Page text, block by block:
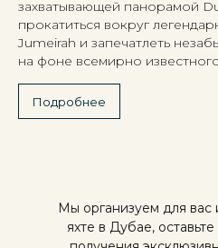
захватывающей панорамой
прокатиться вокруг
Jumeirah и запечатлеть
на фоне всемирно
Подробнее
Мы организуем для вас
яхте в Дубае,